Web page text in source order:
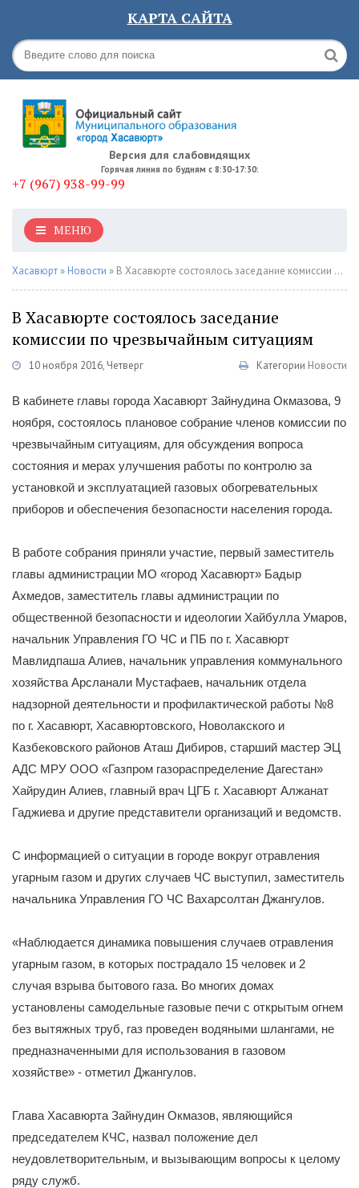
КАРТА САЙТА
Версия для слабовидящих
Горячая линия по будням с 8:30-17:30:
+7 (967) 938-99-99
МЕНЮ
Хасавюрт » Новости » В Хасавюрте состоялось заседание комиссии по чрезвычайным ситуациям
В Хасавюрте состоялось заседание
комиссии по чрезвычайным ситуациям
10 ноября 2016, Четверг Категории Новости
В кабинете главы города Хасавюрт Зайнудина Окмазова, 9
ноября, состоялось плановое собрание членов комиссии по
чрезвычайным ситуациям, для обсуждения вопроса
состояния и мерах улучшения работы по контролю за
установкой и эксплуатацией газовых обогревательных
приборов и обеспечения безопасности населения города.
В работе собрания приняли участие, первый заместитель
главы администрации МО «город Хасавюрт» Бадыр
Ахмедов, заместитель главы администрации по
общественной безопасности и идеологии Хайбулла Умаров,
начальник Управления ГО ЧС и ПБ по г. Хасавюрт
Мавлидпаша Алиев, начальник управления коммунального
хозяйства Арсланали Мустафаев, начальник отдела
надзорной деятельности и профилактической работы №8
по г. Хасавюрт, Хасавюртовского, Новолакского и
Казбековского районов Аташ Дибиров, старший мастер ЭЦ
АДС МРУ ООО «Газпром газораспределение Дагестан»
Хайрудин Алиев, главный врач ЦГБ г. Хасавюрт Алжанат
Гаджиева и другие представители организаций и ведомств.
С информацией о ситуации в городе вокруг отравления
угарным газом и других случаев ЧС выступил, заместитель
начальника Управления ГО ЧС Вахарсолтан Джангулов.
«Наблюдается динамика повышения случаев отравления
угарным газом, в которых пострадало 15 человек и 2
случая взрыва бытового газа. Во многих домах
установлены самодельные газовые печи с открытым огнем
без вытяжных труб, газ проведен водяными шлангами, не
предназначенными для использования в газовом
хозяйстве» - отметил Джангулов.
Глава Хасавюрта Зайнудин Окмазов, являющийся
председателем КЧС, назвал положение дел
неудовлетворительным, и вызывающим вопросы к целому
ряду служб.